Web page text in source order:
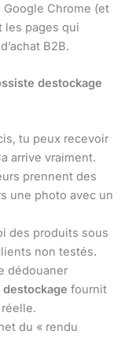
Chrome (et
les pages qui
B2B.
destockage
tu peux recevoir
arrive vraiment.
prennent des
une photo avec un
des produits sous
non testés.
dédouaner
fournit
du « rendu